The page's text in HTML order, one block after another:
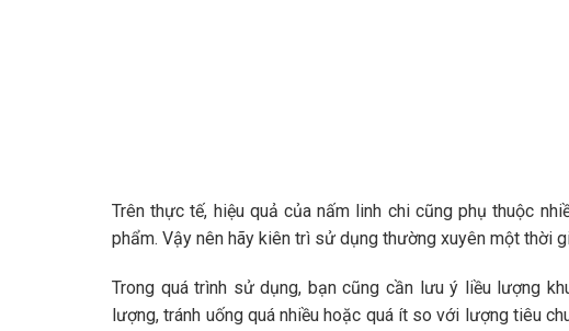
Trên thực tế, hiệu quả của nấm linh chi cũng phụ thuộc
phẩm. Vậy nên hãy kiên trì sử dụng thường xuyên một thời
Trong quá trình sử dụng, bạn cũng cần lưu ý liều lượng
lượng, tránh uống quá nhiều hoặc quá ít so với lượng tiêu